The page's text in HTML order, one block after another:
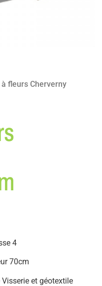
à fleurs Cherverny
4
70cm
et géotextile